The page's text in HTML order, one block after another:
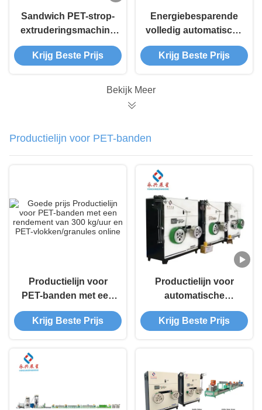
Sandwich PET-strop-
extruderingsmachine
38CrMoAl enkel
schroef
Krijg Beste Prijs
Energiebesparende
volledig automatische
PET-strop-extrusie-
machine Verticaal
Krijg Beste Prijs
Bekijk Meer
Productielijn voor PET-banden
Productielijn voor
PET-banden met een
rendement van 300
kg/uur en PET-
Krijg Beste Prijs
Productielijn voor
automatische
wikkeling van PET-
banden 9mm-25mm
korrels
Krijg Beste Prijs